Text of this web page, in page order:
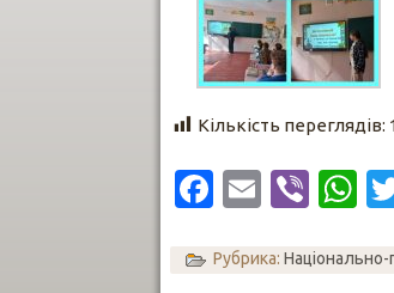
Кількість переглядів:
Facebook
Email
Рубрика: Національно-